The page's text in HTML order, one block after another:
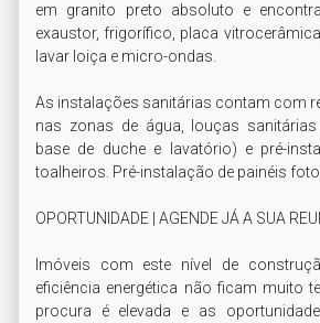
em granito preto absoluto e
exaustor, frigorífico, placa
lavar loiça e micro-ondas.
As instalações sanitárias contam com
nas zonas de água, louças
base de duche e lavatório) e pré-
toalheiros. Pré-instalação de painéis
OPORTUNIDADE | AGENDE JÁ A SUA
Imóveis com este nível de
eficiência energética não ficam muito
procura é elevada e as